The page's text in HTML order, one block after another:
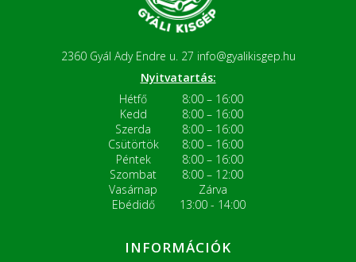
2360 Gyál Ady Endre u. 27 info@gyalikisgep.hu
Nyitvatartás:
Hétfő
8:00 – 16:00
Kedd
8:00 – 16:00
Szerda
8:00 – 16:00
Csütörtök
8:00 – 16:00
Péntek
8:00 – 16:00
Szombat
8:00 – 12:00
Vasárnap
Zárva
Ebédidő
13:00 - 14:00
INFORMÁCIÓK